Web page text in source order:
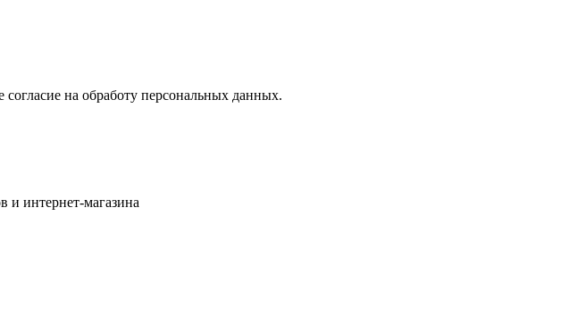
согласие на обработу персональных данных.
и интернет-магазина